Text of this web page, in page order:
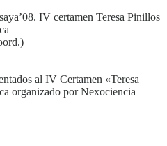
IV certamen Teresa Pinillos
al IV Certamen «Teresa
organizado por Nexociencia